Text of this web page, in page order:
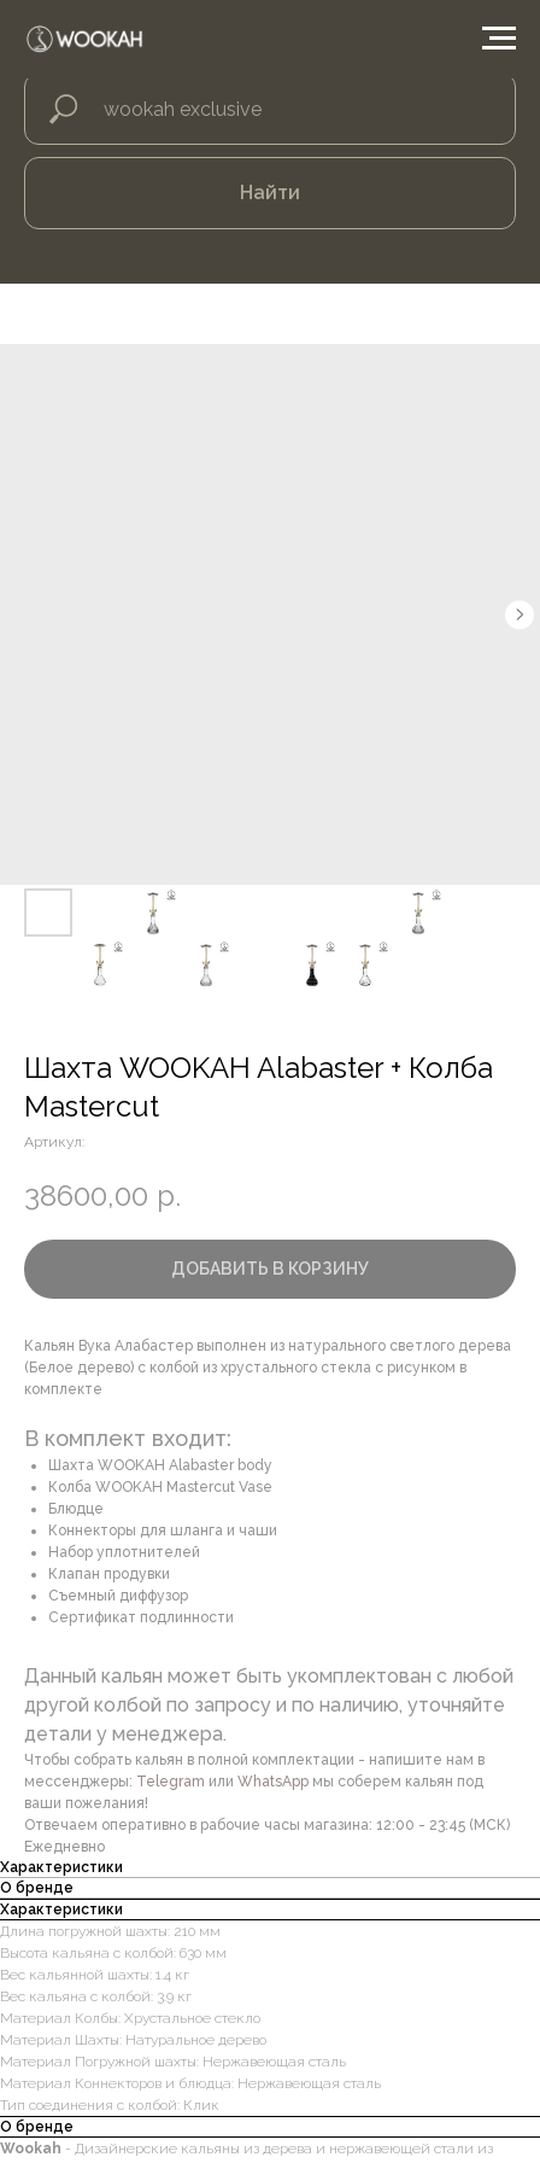
Найти
Шахта WOOKAH Alabaster + Колба
Mastercut
Артикул:
38600,00 р.
ДОБАВИТЬ В КОРЗИНУ
Кальян Вука Алабастер выполнен из натурального светлого дерева
(Белое дерево) с колбой из хрустального стекла с рисунком в
комплекте
В комплект входит:
Шахта WOOKAH Alabaster body
Колба WOOKAH Mastercut Vase
Блюдце
Коннекторы для шланга и чаши
Набор уплотнителей
Клапан продувки
Съемный диффузор
Сертификат подлинности
Данный кальян может быть укомплектован с любой
другой колбой по запросу и по наличию, уточняйте
детали у менеджера.
Чтобы собрать кальян в полной комплектации - напишите нам в
мессенджеры: Telegram или WhatsApp мы соберем кальян под
ваши пожелания!
Отвечаем оперативно в рабочие часы магазина: 12:00 - 23:45 (МСК)
Ежедневно
Характеристики
О бренде
Характеристики
Длина погружной шахты: 210 мм
Высота кальяна с колбой: 630 мм
Вес кальянной шахты: 1.4 кг
Вес кальяна с колбой: 3.9 кг
Материал Колбы: Хрустальное стекло
Материал Шахты: Натуральное дерево
Материал Погружной шахты: Нержавеющая сталь
Материал Коннекторов и блюдца: Нержавеющая сталь
Тип соединения с колбой: Клик
О бренде
Wookah - Дизайнерские кальяны из дерева и нержавеющей стали из